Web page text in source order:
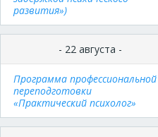
развития»)
- 22 августа -
Программа профессиональной
переподготовки
«Практический психолог»